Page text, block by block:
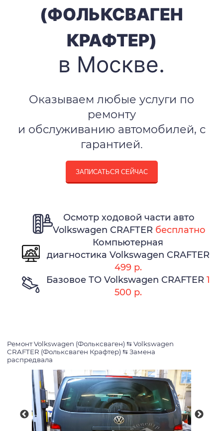
(ФОЛЬКСВАГЕН
КРАФТЕР)
в Москве.
Оказываем любые услуги по
ремонту
и обслуживанию автомобилей, с
гарантией.
ЗАПИСАТЬСЯ СЕЙЧАС
Осмотр ходовой части авто
Volkswagen CRAFTER бесплатно
Компьютерная
диагностика Volkswagen CRAFTER
499 р.
Базовое ТО Volkswagen CRAFTER 1
500 р.
Ремонт Volkswagen (Фольксваген) ⇆ Volkswagen
CRAFTER (Фольксваген Крафтер) ⇆ Замена
распредвала